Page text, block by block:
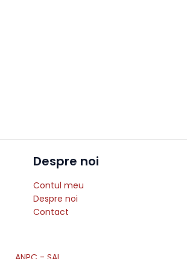
Despre noi
Contul meu
Despre noi
Contact